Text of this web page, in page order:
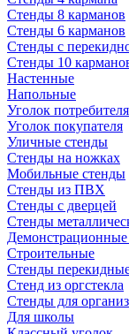
Стенды 8 карманов
Стенды 6 карманов
Стенды с
Стенды 10
Настенные
Напольные
Уголок потребителя
Уголок покупателя
Уличные стенды
Стенды на ножках
Мобильные стенды
Стенды из ПВХ
Стенды с дверцей
Стенды
Строительные
Стенды
Стенд из оргстекла
Стенды для
Для школы